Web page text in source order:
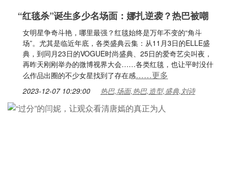
“红毯杀”诞生多少名场面：娜扎逆袭？热巴被嘲
女明星争奇斗艳，哪里最强？红毯始终是万年不变的“角斗
场”。尤其是临近年底，各类盛典云集：从11月3日的ELLE盛
典，到同月23日的VOGUE时尚盛典、25日的爱奇艺尖叫夜，
再昨天刚刚举办的微博视界大会……各类红毯，也让平时没什
么作品出圈的不少女星找到了存在感……更多
2023-12-07 10:29:00 热巴,场面,热巴,造型,盛典,刘诗